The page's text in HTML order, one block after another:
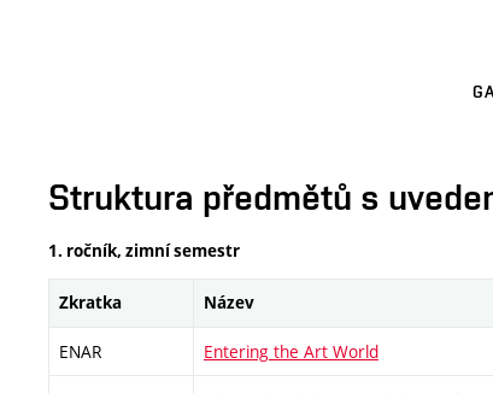
Struktura předmětů s
1. ročník, zimní semestr
Zkratka Název
ENAR Entering the Art World